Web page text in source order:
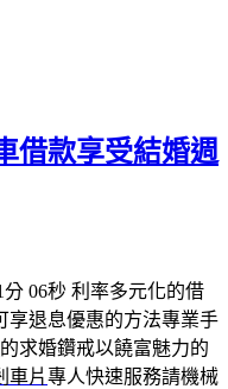
借款享受結婚週
06秒 利率多元化的借
享退息優惠的方法專業手
的求婚鑽戒以饒富魅力的
車片專人快速服務請機械